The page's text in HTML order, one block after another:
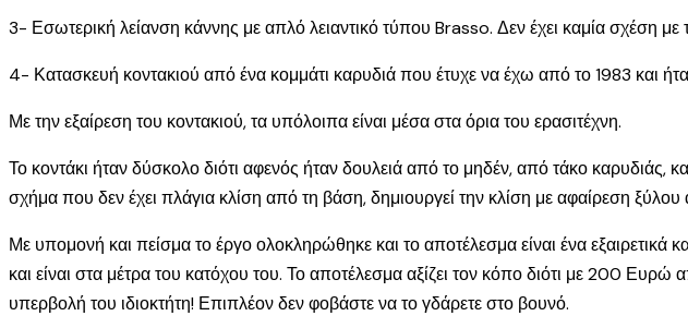
3- Εσωτερική λείανση κάννης με απλό λειαντικό τύπου Brasso. Δεν έχει καμία σχέση με
4- Κατασκευή κοντακιού από ένα κομμάτι καρυδιά που έτυχε να έχω από το 1983 και
Με την εξαίρεση του κοντακιού, τα υπόλοιπα είναι μέσα στα όρια του ερασιτέχνη.
Το κοντάκι ήταν δύσκολο διότι αφενός ήταν δουλειά από το μηδέν, από τάκο καρυδιάς,
σχήμα που δεν έχει πλάγια κλίση από τη βάση, δημιουργεί την κλίση με αφαίρεση ξύλου
Με υπομονή και πείσμα το έργο ολοκληρώθηκε και το αποτέλεσμα είναι ένα
και είναι στα μέτρα του κατόχου του. Το αποτέλεσμα αξίζει τον κόπο διότι με 200
υπερβολή του ιδιοκτήτη! Επιπλέον δεν φοβάστε να το γδάρετε στο βουνό.